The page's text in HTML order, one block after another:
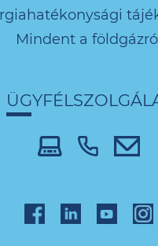
Mindent a földgázról